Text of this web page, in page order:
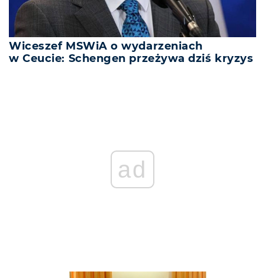
Wiceszef MSWiA o wydarzeniach
w Ceucie: Schengen przeżywa dziś kryzys
ad